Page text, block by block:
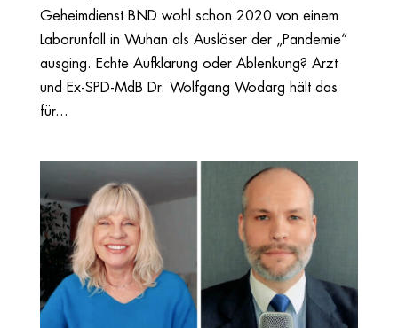
Geheimdienst BND wohl schon 2020 von einem
Laborunfall in Wuhan als Auslöser der „Pandemie“
ausging. Echte Aufklärung oder Ablenkung? Arzt
und Ex-SPD-MdB Dr. Wolfgang Wodarg hält das
für...